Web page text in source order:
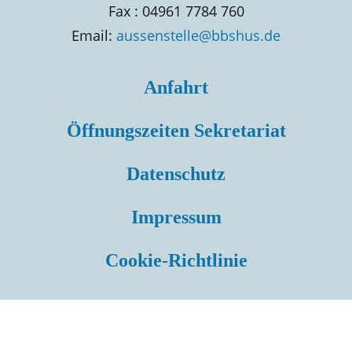
Fax : 04961 7784 760
Email: aussenstelle@bbshus.de
Anfahrt
Öffnungszeiten Sekretariat
Datenschutz
Impressum
Cookie-Richtlinie